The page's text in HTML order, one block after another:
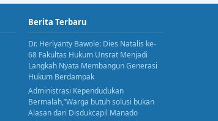
Berita Terbaru
Dr. Herlyanty Bawole: Dies Natalis ke-
68 Fakultas Hukum Unsrat Menjadi
Langkah Nyata Membangun Generasi
Hukum Berdampak
Administrasi Kependudukan
Bermalah,”Warga butuh solusi bukan
Alasan dari Disdukcapil Manado